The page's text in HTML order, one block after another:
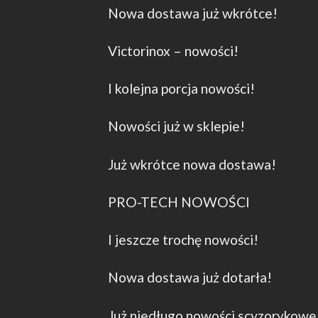
Nowa dostawa już wkrótce!
Victorinox – nowości!
I kolejna porcja nowości!
Nowości już w sklepie!
Już wkrótce nowa dostawa!
PRO-TECH NOWOŚCI
I jeszcze trochę nowości!
Nowa dostawa już dotarła!